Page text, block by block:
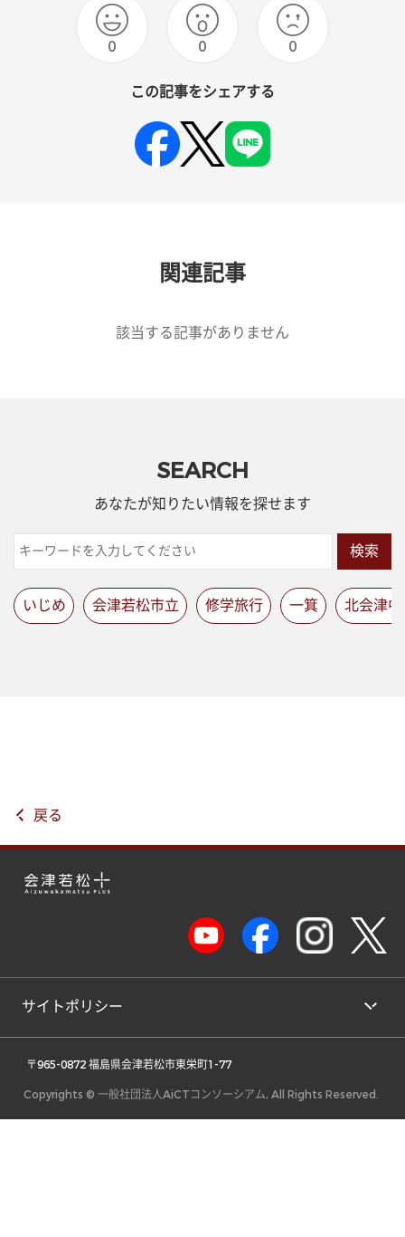
0 0 0
この記事をシェアする
関連記事
該当する記事がありません
SEARCH
あなたが知りたい情報を探せます
検索
いじめ 会津若松市立 修学旅行 一箕 北会津中
戻る
サイトポリシー
〒965-0872 福島県会津若松市東栄町1-77
Copyrights © 一般社団法人AiCTコンソーシアム, All Rights Reserved.